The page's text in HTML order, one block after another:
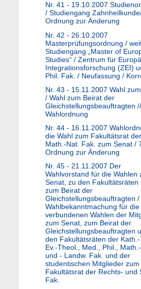
Nr. 41 - 19.10.2007
/ Studiengang
Ordnung zur Änderung
Nr. 42 - 26.10.2007
Masterprüfungsordnung /
Studiengang „Master of
Studies“ / Zentrum für
Integrationsforschung (ZEI)
Phil. Fak. / Neufassung /
Nr. 43 - 15.11.2007 Wahl
/ Wahl zum Beirat der
Gleichstellungsbeauftragten //
Wahlordnung
Nr. 44 - 16.11.2007
die Wahl zum Fakultätsrat der
Math.-Nat. Fak. zum Senat /
Ordnung zur Änderung
Nr. 45 - 21.11.2007 Der
Wahlvorstand für die Wahlen
Senat, zu den Fakultätsräten
zum Beirat der
Gleichstellungsbeauftragten /
Wahlbekanntmachung für die
verbundenen Wahlen der
zum Senat, zum Beirat der
Gleichstellungsbeauftragten
den Fakultätsräten der
Ev.-Theol., Med., Phil.,
und - Landw. Fak. und der
studentischen Mitglieder zum
Fakultätsrat der Rechts- und
Fak.